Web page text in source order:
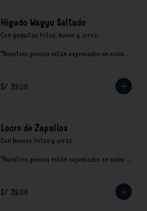
Hígado Wagyu Saltado
Con yuquitas fritas, huevo y arroz.
*Nuestros precios están expresados en soles e
S/ 39.00
Locro de Zapallos
Con huevos fritos y arroz.
*Nuestros precios están expresados en soles e
S/ 39.00